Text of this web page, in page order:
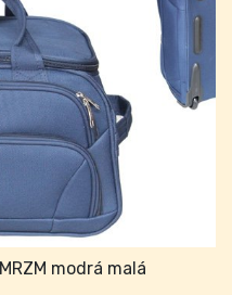
modrá malá